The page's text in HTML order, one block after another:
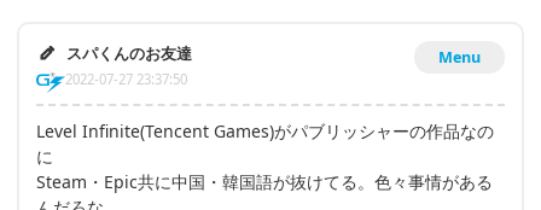
Menu
スパくんのお友達
2022-07-27 23:37:50
Level Infinite(Tencent Games)がパブリッシャーの作品なの
に
Steam・Epic共に中国・韓国語が抜けてる。色々事情がある